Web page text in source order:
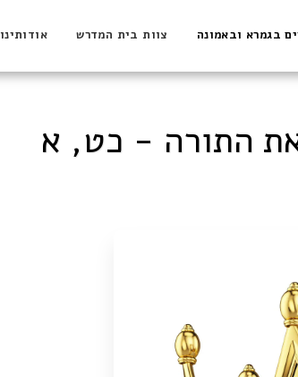
בגמרא ובאמונה צוות בית המדרש אודותינו
התורה - כט, א